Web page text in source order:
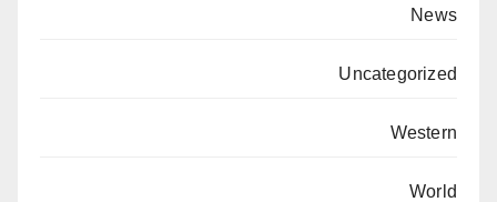
News
Uncategorized
Western
World